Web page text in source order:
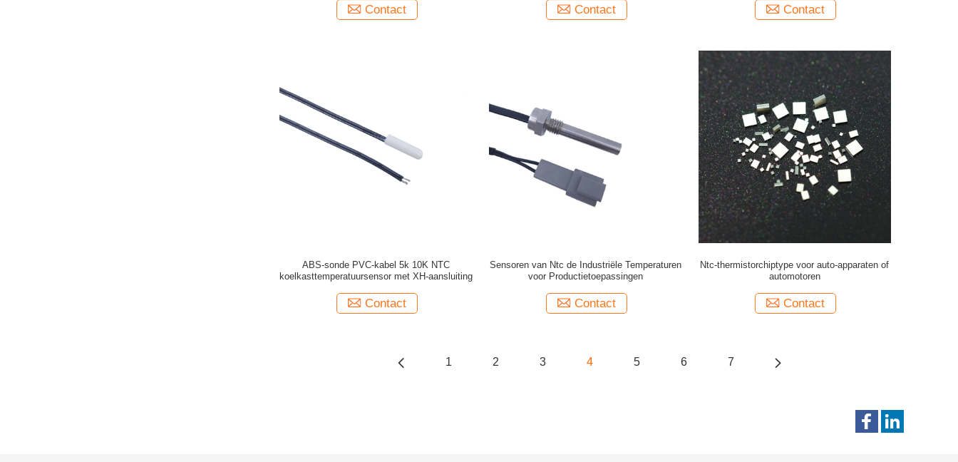
Contact Contact Contact
ABS-sonde PVC-kabel 5k 10K NTC
koelkasttemperatuursensor met XH-aansluiting
Contact
Sensoren van Ntc de Industriële Temperaturen
voor Productietoepassingen
Contact
Ntc-thermistorchiptype voor auto-apparaten of
automotoren
Contact
1 2 3 4 5 6 7